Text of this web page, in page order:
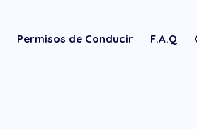
Permisos de Conducir F.A.Q